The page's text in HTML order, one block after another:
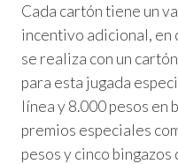
Cada cartón tiene un
incentivo adicional, en
se realiza con un
para esta jugada
línea y 8.000 pesos en
premios especiales
pesos y cinco